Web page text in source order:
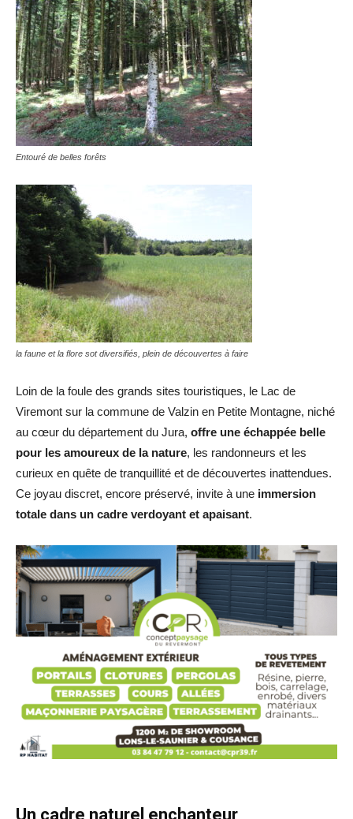
Entouré de belles forêts
la faune et la flore sot diversifiés, plein de découvertes à faire
Loin de la foule des grands sites touristiques, le Lac de
Viremont sur la commune de Valzin en Petite Montagne, niché
au cœur du département du Jura, offre une échappée belle
pour les amoureux de la nature, les randonneurs et les
curieux en quête de tranquillité et de découvertes inattendues.
Ce joyau discret, encore préservé, invite à une immersion
totale dans un cadre verdoyant et apaisant.
Un cadre naturel enchanteur